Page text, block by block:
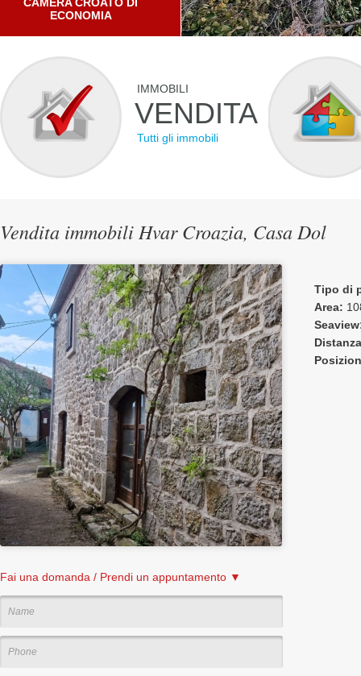
ECONOMIA
IMMOBILI
VENDITA
Tutti gli immobili
Vendita immobili Hvar Croazia, Casa Dol
Fai una domanda / Prendi un appuntamento ▼
Tipo di
Area: